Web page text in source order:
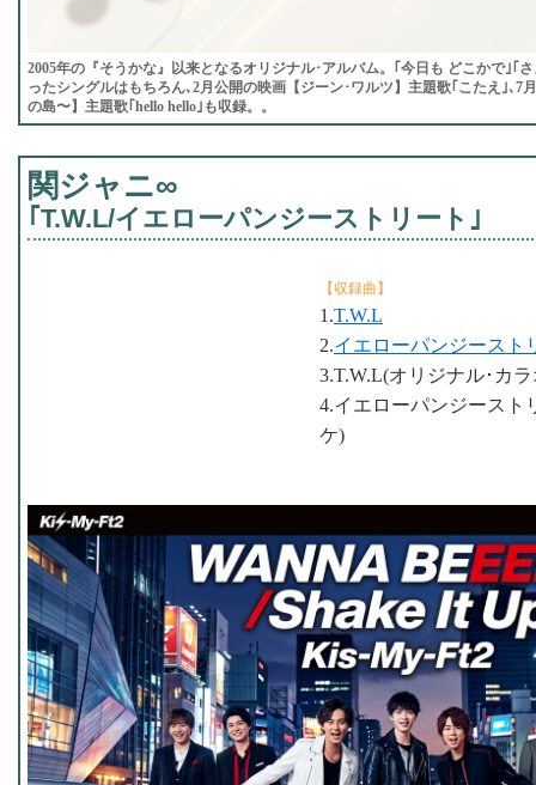
2005年の『そうかな』以来となるオリジナル･アルバム。｢今日も どこかで｣｢
ったシングルはもちろん､2月公開の映画【ジーン･ワルツ】主題歌｢こたえ｣､7
の島〜】主題歌｢hello hello｣も収録。。
関ジャニ∞
｢T.W.L/イエローパンジーストリート｣
【収録曲】
1.T.W.L
2.イエローパンジースト
3.T.W.L(オリジナル･カ
4.イエローパンジースト
ケ)